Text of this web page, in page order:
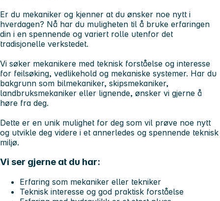
Er du mekaniker og kjenner at du ønsker noe nytt i
hverdagen? Nå har du muligheten til å bruke erfaringen
din i en spennende og variert rolle utenfor det
tradisjonelle verkstedet.
Vi søker mekanikere med teknisk forståelse og interesse
for feilsøking, vedlikehold og mekaniske systemer. Har du
bakgrunn som bilmekaniker, skipsmekaniker,
landbruksmekaniker eller lignende, ønsker vi gjerne å
høre fra deg.
Dette er en unik mulighet for deg som vil prøve noe nytt
og utvikle deg videre i et annerledes og spennende teknisk
miljø.
Vi ser gjerne at du har:
Erfaring som mekaniker eller tekniker
Teknisk interesse og god praktisk forståelse